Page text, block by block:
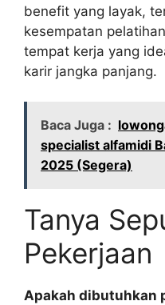
benefit yang layak,
kesempatan
tempat kerja yang
karir jangka panjang.
Baca Juga :
specialist alfamidi
2025 (Segera)
Tanya
Pekerjaan
Apakah dibutuhkan